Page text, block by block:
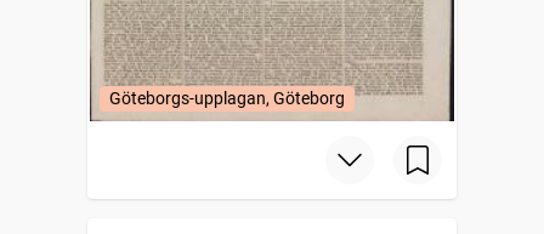
Göteborgs-upplagan, Göteborg